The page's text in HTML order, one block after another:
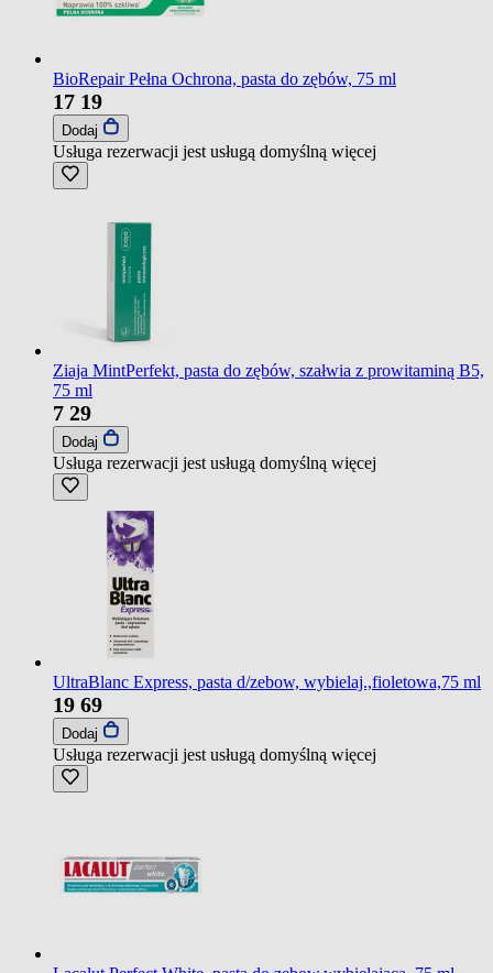
BioRepair Pełna Ochrona, pasta do zębów, 75 ml
17 19
Dodaj
Usługa rezerwacji jest usługą domyślną więcej
Ziaja MintPerfekt, pasta do zębów, szałwia z prowitaminą B5,
75 ml
7 29
Dodaj
Usługa rezerwacji jest usługą domyślną więcej
UltraBlanc Express, pasta d/zebow, wybielaj.,fioletowa,75 ml
19 69
Dodaj
Usługa rezerwacji jest usługą domyślną więcej